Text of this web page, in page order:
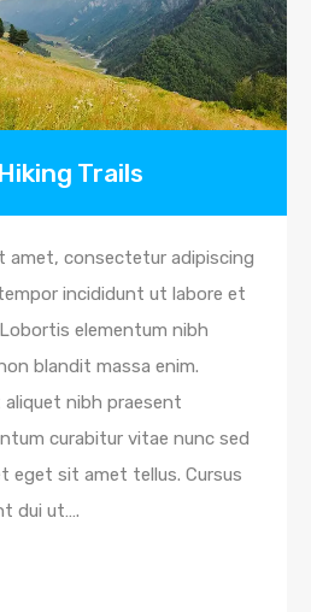
Trails
amet, consectetur adipiscing
incididunt ut labore et
elementum nibh
blandit massa enim.
nibh praesent
curabitur vitae nunc sed
eget sit amet tellus. Cursus
dui ut….